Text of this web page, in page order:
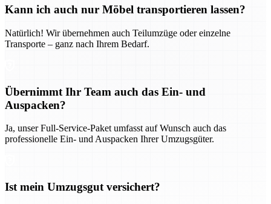
Kann ich auch nur Möbel transportieren lassen?
Natürlich! Wir übernehmen auch Teilumzüge oder einzelne
Transporte – ganz nach Ihrem Bedarf.
Übernimmt Ihr Team auch das Ein- und
Auspacken?
Ja, unser Full-Service-Paket umfasst auf Wunsch auch das
professionelle Ein- und Auspacken Ihrer Umzugsgüter.
Ist mein Umzugsgut versichert?